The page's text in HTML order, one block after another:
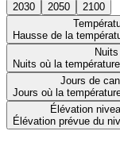
2030 2050
2100
Hausse de la
Nuits où la
Jours de
Jours où la
Élévation
Élévation prévue du